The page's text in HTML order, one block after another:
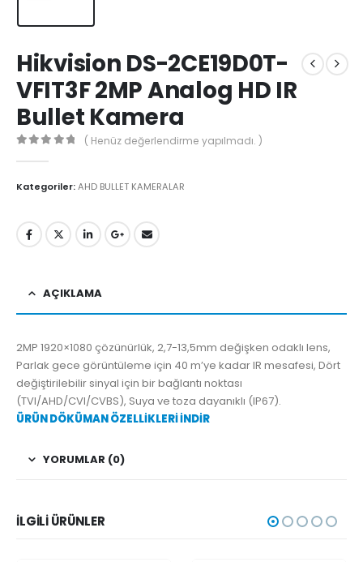
Hikvision DS-2CE19D0T-
VFIT3F 2MP Analog HD IR
Bullet Kamera
( Henüz değerlendirme yapılmadı. )
Kategoriler:AHD BULLET KAMERALAR
AÇIKLAMA
2MP 1920×1080 çözünürlük, 2,7-13,5mm değişken odaklı lens,
Parlak gece görüntüleme için 40 m’ye kadar IR mesafesi, Dört
değiştirilebilir sinyal için bir bağlantı noktası
(TVI/AHD/CVI/CVBS), Suya ve toza dayanıklı (IP67).
ÜRÜN DÖKÜMAN ÖZELLİKLERİ İNDİR
YORUMLAR (0)
İLGILI ÜRÜNLER